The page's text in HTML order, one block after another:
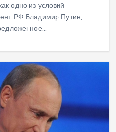
одно из условий
РФ Владимир Путин,